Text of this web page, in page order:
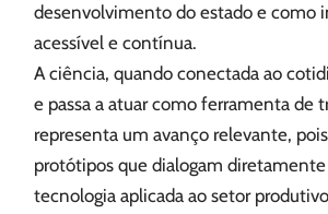
desenvolvimento do estado e como
acessível e contínua.
A ciência, quando conectada ao
e passa a atuar como ferramenta de
representa um avanço relevante,
protótipos que dialogam
tecnologia aplicada ao setor